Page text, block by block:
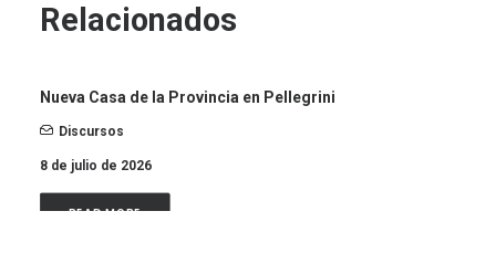
Relacionados
Nueva Casa de la Provincia en Pellegrini
Discursos
8 de julio de 2026
READ MORE